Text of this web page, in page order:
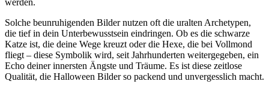
werden.
Solche beunruhigenden Bilder nutzen oft die uralten Archetypen,
die tief in dein Unterbewusstsein eindringen. Ob es die schwarze
Katze ist, die deine Wege kreuzt oder die Hexe, die bei Vollmond
fliegt – diese Symbolik wird, seit Jahrhunderten weitergegeben, ein
Echo deiner innersten Ängste und Träume. Es ist diese zeitlose
Qualität, die Halloween Bilder so packend und unvergesslich macht.